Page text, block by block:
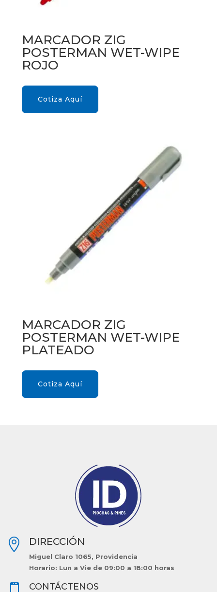
MARCADOR ZIG
POSTERMAN WET-WIPE
ROJO
Cotiza Aquí
MARCADOR ZIG
POSTERMAN WET-WIPE
PLATEADO
Cotiza Aquí
 DIRECCIÓN
Miguel Claro 1065, Providencia
Horario: Lun a Vie de 09:00 a 18:00 horas
CONTÁCTENOS